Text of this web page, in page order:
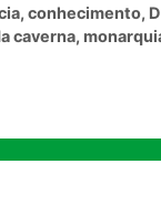
, conhecimento,
caverna,